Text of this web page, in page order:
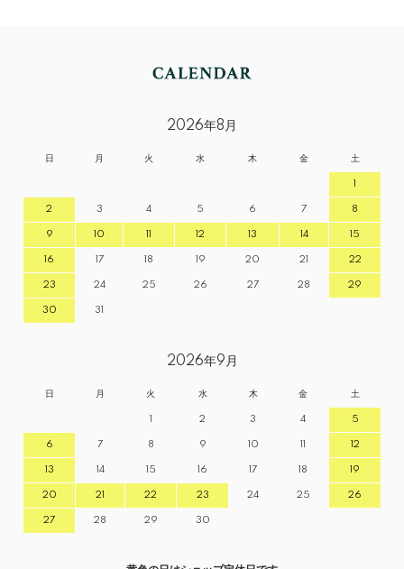
2026年8月
日 月 火 水 木 金 土
1
2 3 4 5 6 7 8
9 10 11 12 13 14 15
16 17 18 19 20 21 22
23 24 25 26 27 28 29
30 31
2026年9月
日 月 火 水 木 金 土
1 2 3 4 5
6 7 8 9 10 11 12
13 14 15 16 17 18 19
20 21 22 23 24 25 26
27 28 29 30